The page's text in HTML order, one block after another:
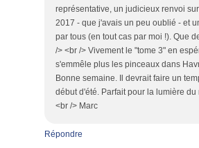
représentative, un judicieux renvoi
2017 - que j'avais un peu oublié - et
par tous (en tout cas par moi !). Que
/> <br /> Vivement le "tome 3" en
s'emmêle plus les pinceaux dans
Bonne semaine. Il devrait faire un
début d'été. Parfait pour la lumière du
<br /> Marc
Répondre